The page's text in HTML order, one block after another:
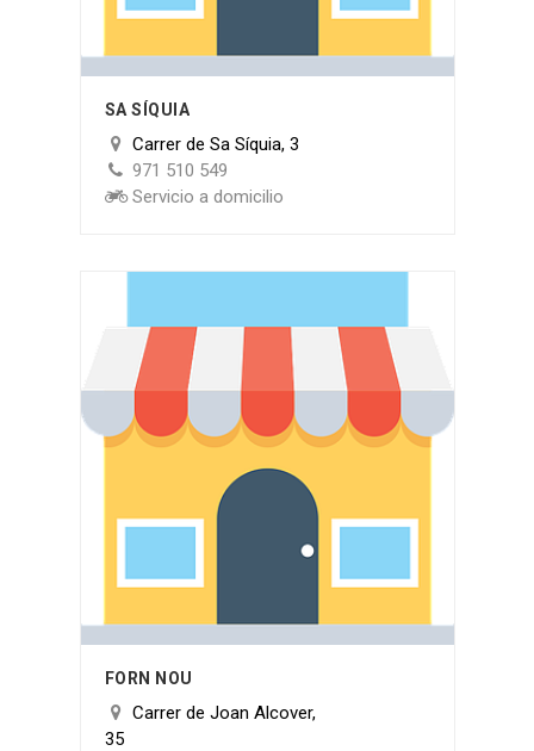
SA SÍQUIA
Carrer de Sa Síquia, 3
971 510 549
Servicio a domicilio
FORN NOU
Carrer de Joan Alcover,
35